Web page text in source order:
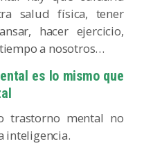
salud física, tener
hacer ejercicio,
a nosotros…
es lo mismo que
trastorno mental no
inteligencia.